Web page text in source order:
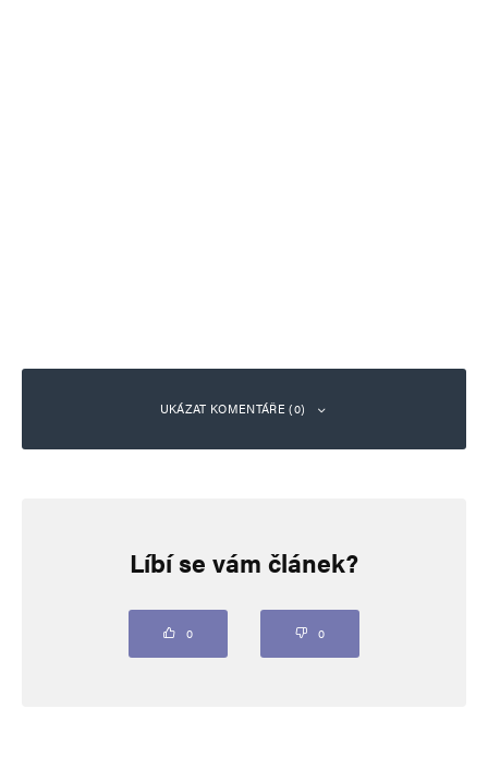
UKÁZAT KOMENTÁŘE (0)
Vaše e-mailová adresa nebude zveřejněna. Vyžadované informace jsou
Líbí se vám článek?
0 0